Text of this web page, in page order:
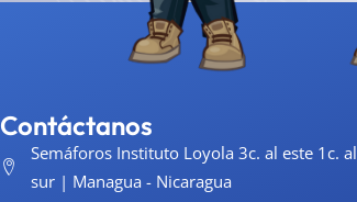
Contáctanos
Semáforos Instituto Loyola 3c. al este 1c. al
sur | Managua - Nicaragua